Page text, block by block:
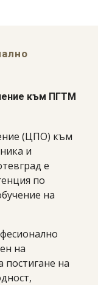
към ПГТМ
(ЦПО) към
и
е
по
на
на
постигане на